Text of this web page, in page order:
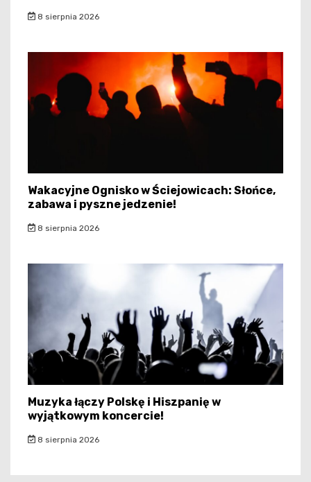
8 sierpnia 2026
Wakacyjne Ognisko w Ściejowicach: Słońce,
zabawa i pyszne jedzenie!
8 sierpnia 2026
Muzyka łączy Polskę i Hiszpanię w
wyjątkowym koncercie!
8 sierpnia 2026